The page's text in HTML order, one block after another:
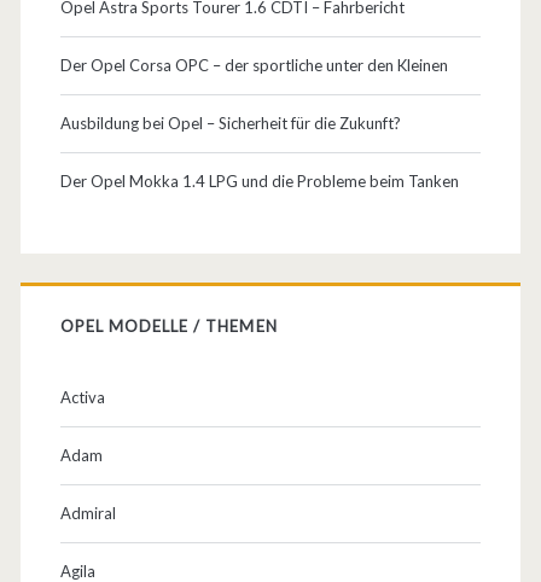
Opel Astra Sports Tourer 1.6 CDTI – Fahrbericht
Der Opel Corsa OPC – der sportliche unter den Kleinen
Ausbildung bei Opel – Sicherheit für die Zukunft?
Der Opel Mokka 1.4 LPG und die Probleme beim Tanken
OPEL MODELLE / THEMEN
Activa
Adam
Admiral
Agila